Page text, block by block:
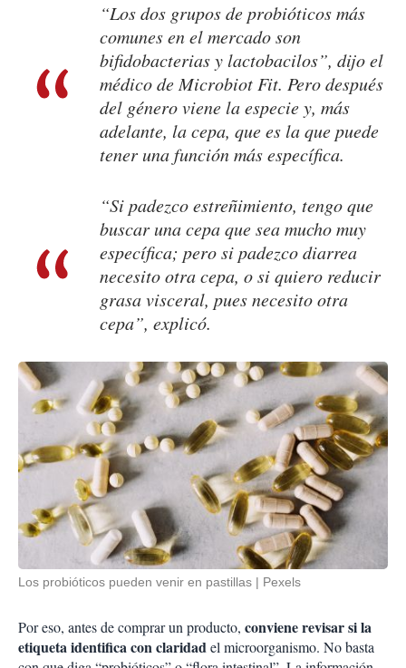
“Los dos grupos de probióticos más
comunes en el mercado son
bifidobacterias y lactobacilos”, dijo el
médico de Microbiot Fit. Pero después
del género viene la especie y, más
adelante, la cepa, que es la que puede
tener una función más específica.
“Si padezco estreñimiento, tengo que
buscar una cepa que sea mucho muy
específica; pero si padezco diarrea
necesito otra cepa, o si quiero reducir
grasa visceral, pues necesito otra
cepa”, explicó.
Los probióticos pueden venir en pastillas Pexels
Por eso, antes de comprar un producto, conviene revisar si la
etiqueta identifica con claridadel microorganismo. No basta